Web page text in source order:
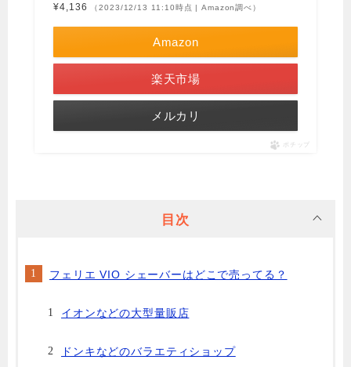
¥4,136
（2023/12/13 11:10時点 | Amazon調べ）
Amazon
楽天市場
メルカリ
ポチップ
目次
フェリエ VIO シェーバーはどこで売ってる？
イオンなどの大型量販店
ドンキなどのバラエティショップ